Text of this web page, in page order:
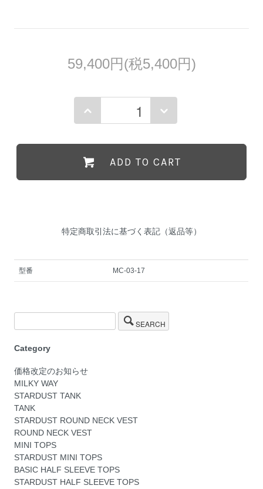
59,400円(税5,400円)
ADD TO CART
特定商取引法に基づく表記（返品等）
型番 MC-03-17
SEARCH
Category
価格改定のお知らせ
MILKY WAY
STARDUST TANK
TANK
STARDUST ROUND NECK VEST
ROUND NECK VEST
MINI TOPS
STARDUST MINI TOPS
BASIC HALF SLEEVE TOPS
STARDUST HALF SLEEVE TOPS